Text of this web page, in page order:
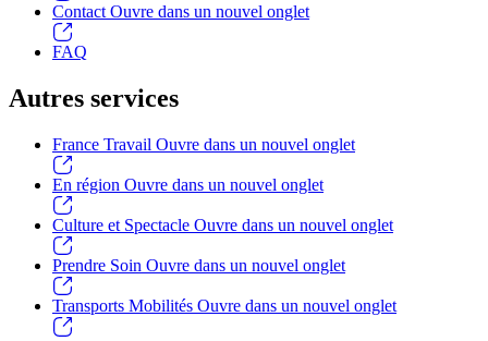
Contact Ouvre dans un nouvel onglet
FAQ
Autres services
France Travail Ouvre dans un nouvel onglet
En région Ouvre dans un nouvel onglet
Culture et Spectacle Ouvre dans un nouvel onglet
Prendre Soin Ouvre dans un nouvel onglet
Transports Mobilités Ouvre dans un nouvel onglet